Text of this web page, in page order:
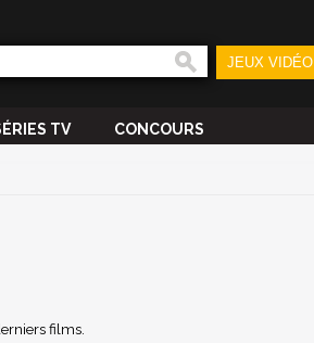
JEUX VIDÉO
TV CONCOURS
films.